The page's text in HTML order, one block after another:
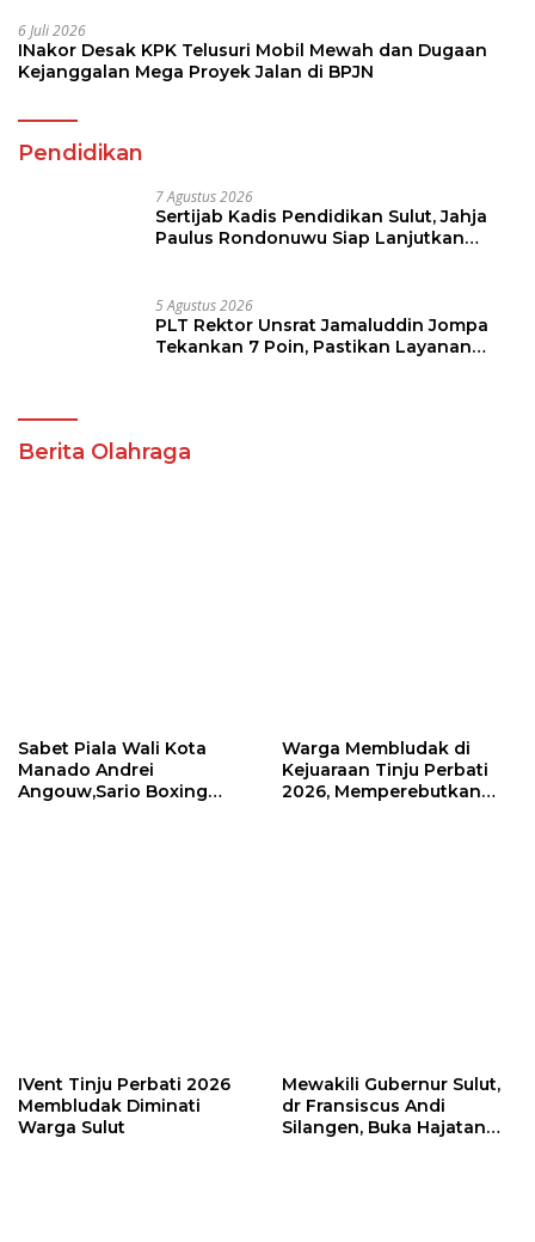
6 Juli 2026
INakor Desak KPK Telusuri Mobil Mewah dan Dugaan
Kejanggalan Mega Proyek Jalan di BPJN
Pendidikan
7 Agustus 2026
Sertijab Kadis Pendidikan Sulut, Jahja
Paulus Rondonuwu Siap Lanjutkan
5 Agustus 2026
PLT Rektor Unsrat Jamaluddin Jompa
Tekankan 7 Poin, Pastikan Layanan
Berita Olahraga
Sabet Piala Wali Kota
Manado Andrei
Angouw,Sario Boxing
Warga Membludak di
Kejuaraan Tinju Perbati
2026, Memperebutkan
IVent Tinju Perbati 2026
Membludak Diminati
Warga Sulut
Mewakili Gubernur Sulut,
dr Fransiscus Andi
Silangen, Buka Hajatan